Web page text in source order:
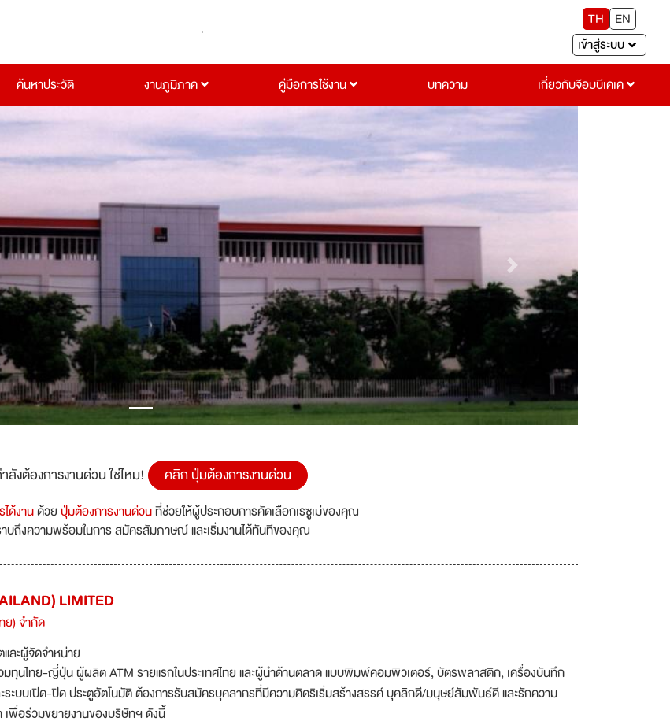
TH
EN
เข้าสู่ระบบ
ค้นหาประวัติ งานภูมิภาค คู่มือการใช้งาน บทความ เกี่ยวกับจ๊อบบีเคเค
Next
งต้องการงานด่วน ใช่ไหม! คลิก ปุ่มต้องการงานด่วน
ได้งานด้วยปุ่มต้องการงานด่วนที่ช่วยให้ผู้ประกอบการคัดเลือกเรซูเม่ของคุณ
าบถึงความพร้อมในการ สมัครสัมภาษณ์ และเริ่มงานได้ทันทีของคุณ
LIMITED
ย) จำกัด
ละผู้จัดจำหน่าย
ทุนไทย-ญี่ปุ่น ผู้ผลิต ATM รายแรกในประเทศไทย และผู้นำด้านตลาด แบบพิมพ์คอมพิวเตอร์, บัตรพลาสติก, เครื่องบันทึก
ะระบบเปิด-ปิด ประตูอัตโนมัติ ต้องการรับสมัครบุคลากรที่มีความคิดริเริ่มสร้างสรรค์ บุคลิกดี/มนุษย์สัมพันธ์ดี และรักความ
เพื่อร่วมขยายงานของบริษัทฯ ดังนี้